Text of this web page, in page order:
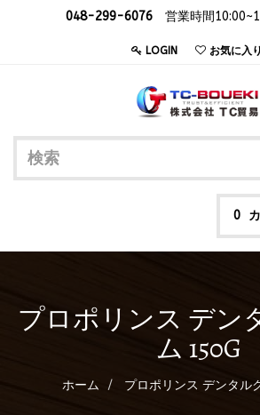
048-299-6076 営業時間
LOGIN お気に入り
0
プロポリンス デン
ム 150G
ホーム プロポリンス デンタル